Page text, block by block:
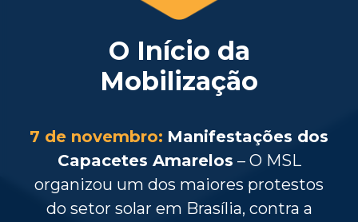
O Início da
Mobilização
7 de novembro: Manifestações dos
Capacetes Amarelos – O MSL
organizou um dos maiores protestos
do setor solar em Brasília, contra a